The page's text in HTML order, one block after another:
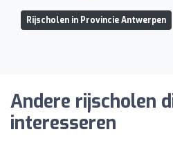
Rijscholen in Provincie Antwerpen
Andere rijscholen
interesseren